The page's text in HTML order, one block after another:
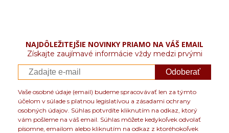
NAJDÔLEŽITEJŠIE NOVINKY PRIAMO NA VÁŠ EMAIL
Získajte zaujímavé informácie vždy medzi prvými
Odoberať
Vaše osobné údaje (email) budeme spracovávať len za týmto
účelom v súlade s platnou legislatívou a zásadami ochrany
osobných údajov. Súhlas potvrdíte kliknutím na odkaz, ktorý
vám pošleme na váš email. Súhlas môžete kedykoľvek odvolať
písomne, emailom alebo kliknutím na odkaz z ktoréhokoľvek